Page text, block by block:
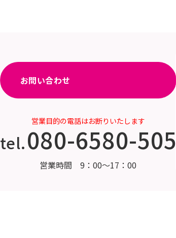
お問い合わせ
営業目的の電話はお断りいたします
tel.080-6580-5055
営業時間 9：00〜17：00